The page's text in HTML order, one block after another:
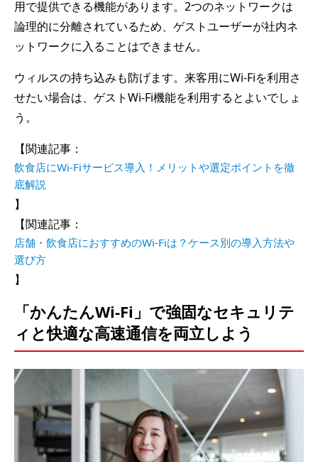
用で提供できる機能があります。2つのネットワークは
論理的に分離されているため、ゲストユーザーが社内ネ
ットワークに入ることはできません。
ウィルスの持ち込みも防げます。来客用にWi-Fiを利用さ
せたい場合は、ゲストWi-Fi機能を利用するとよいでしょ
う。
【関連記事：
飲食店にWi-Fiサービス導入！メリットや選定ポイントを徹
底解説
】
【関連記事：
店舗・飲食店におすすめのWi-Fiは？ケース別の導入方法や
選び方
】
「かんたんWi-Fi」で強固なセキュリテ
ィと快適な高速通信を両立しよう